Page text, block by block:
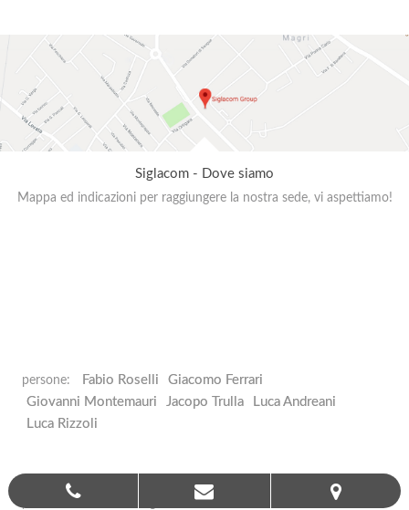
Siglacom - Dove siamo
Mappa ed indicazioni per raggiungere la nostra sede, vi aspettiamo!
persone: Fabio Roselli
Giacomo Ferrari
Giovanni Montemauri
Jacopo Trulla
Luca Andreani
Luca Rizzoli
inaugurazione uffici brescia